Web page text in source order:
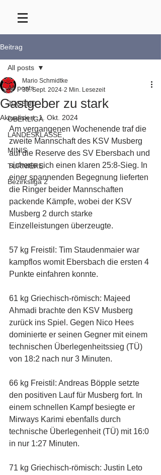
Beitrag
All posts
JUGEND
OBERLIGA
LANDESKLASSE
MINIS
TURNIERE
Bezirksliga 2
All posts
Gastgeber zu stark
Mario Schmidtke
30. Sept. 2024 2 Min. Lesezeit
Aktualisiert:1. Okt. 2024
Am vergangenen Wochenende traf die
zweite Mannschaft des KSV Musberg
auf die Reserve des SV Ebersbach und
sicherte sich einen klaren 25:8-Sieg. In
einer spannenden Begegnung lieferten
die Ringer beider Mannschaften
packende Kämpfe, wobei der KSV
Musberg 2 durch starke
Einzelleistungen überzeugte.
57 kg Freistil: Tim Staudenmaier war
kampflos womit Ebersbach die ersten 4
Punkte einfahren konnte.
61 kg Griechisch-römisch: Majeed
Ahmadi brachte den KSV Musberg
zurück ins Spiel. Gegen Nico Hees
dominierte er seinen Gegner mit einem
technischen Überlegenheitssieg (TÜ)
von 18:2 nach nur 3 Minuten.
66 kg Freistil: Andreas Böpple setzte
den positiven Lauf für Musberg fort. In
einem schnellen Kampf besiegte er
Mirways Karimi ebenfalls durch
technische Überlegenheit (TÜ) mit 16:0
in nur 1:27 Minuten.
71 kg Griechisch-römisch: Justin Leto